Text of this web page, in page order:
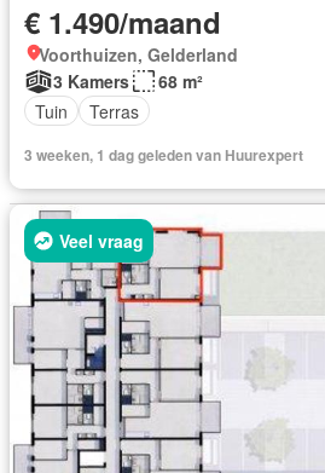
€ 1.490/maand
Voorthuizen, Gelderland
3 Kamers
68 m²
Tuin
Terras
3 weeken, 1 dag geleden van Huurexpert
Veel vraag